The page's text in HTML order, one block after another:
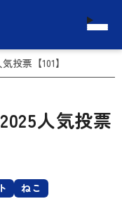
投票【101】
人気投票
ねこ